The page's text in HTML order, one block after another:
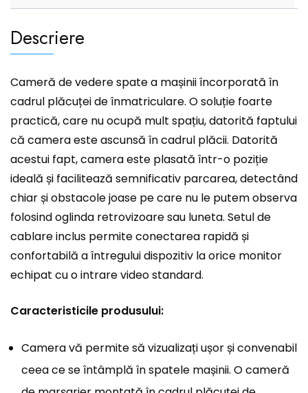
Descriere
Cameră de vedere spate a mașinii încorporată în
cadrul plăcuței de înmatriculare. O soluție foarte
practică, care nu ocupă mult spațiu, datorită faptului
că camera este ascunsă în cadrul plăcii. Datorită
acestui fapt, camera este plasată într-o poziție
ideală și facilitează semnificativ parcarea, detectând
chiar și obstacole joase pe care nu le putem observa
folosind oglinda retrovizoare sau luneta. Setul de
cablare inclus permite conectarea rapidă și
confortabilă a întregului dispozitiv la orice monitor
echipat cu o intrare video standard.
Caracteristicile produsului:
Camera vă permite să vizualizați ușor și convenabil
ceea ce se întâmplă în spatele mașinii. O cameră